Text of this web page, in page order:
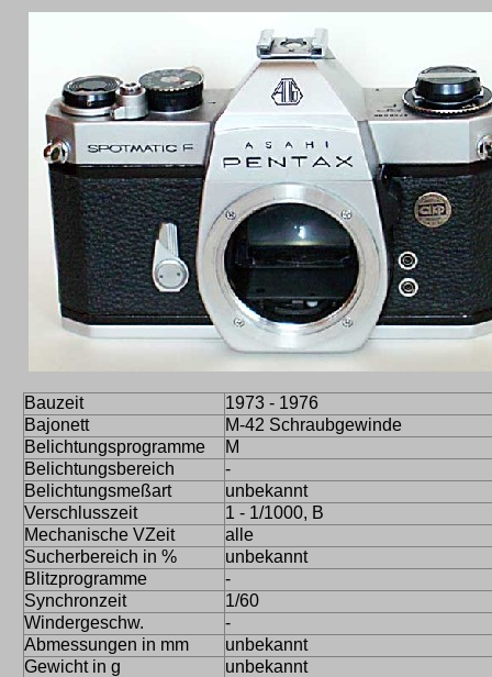
Bauzeit
1973 - 1976
Bajonett
M-42 Schraubgewinde
Belichtungsprogramme
M
Belichtungsbereich
-
Belichtungsmeßart
unbekannt
Verschlusszeit
1 - 1/1000, B
Mechanische VZeit
alle
Sucherbereich in %
unbekannt
Blitzprogramme
-
Synchronzeit
1/60
Windergeschw.
-
Abmessungen in mm
unbekannt
Gewicht in g
unbekannt